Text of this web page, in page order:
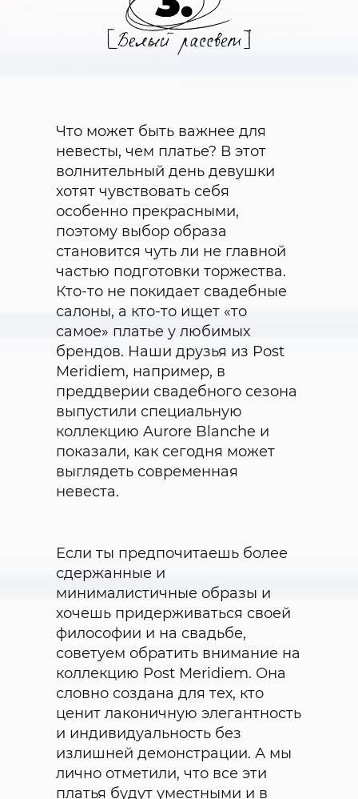
Что может быть важнее для
невесты, чем платье? В этот
волнительный день девушки
хотят чувствовать себя
особенно прекрасными,
поэтому выбор образа
становится чуть ли не главной
частью подготовки торжества.
Кто-то не покидает свадебные
салоны, а кто-то ищет «то
самое» платье у любимых
брендов. Наши друзья из Post
Meridiem, например, в
преддверии свадебного сезона
выпустили специальную
коллекцию Aurore Blanche и
показали, как сегодня может
выглядеть современная
невеста.
Если ты предпочитаешь более
сдержанные и
минималистичные образы и
хочешь придерживаться своей
философии и на свадьбе,
советуем обратить внимание на
коллекцию Post Meridiem. Она
словно создана для тех, кто
ценит лаконичную элегантность
и индивидуальность без
излишней демонстрации. А мы
лично отметили, что все эти
платья будут уместными и в